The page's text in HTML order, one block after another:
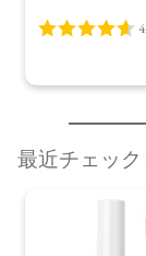
最近チェッ